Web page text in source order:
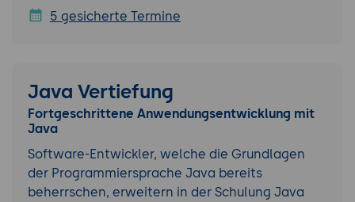
5 gesicherte Termine
Java Vertiefung
Fortgeschrittene Anwendungsentwicklung mit
Java
Software-Entwickler, welche die Grundlagen
der Programmiersprache Java bereits
beherrschen, erweitern in der Schulung Java